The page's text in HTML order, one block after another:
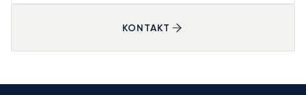
KONTAKT